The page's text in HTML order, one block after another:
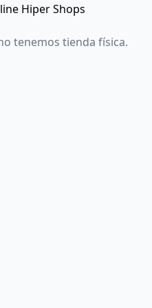
Hiper Shops
tenemos tienda física.